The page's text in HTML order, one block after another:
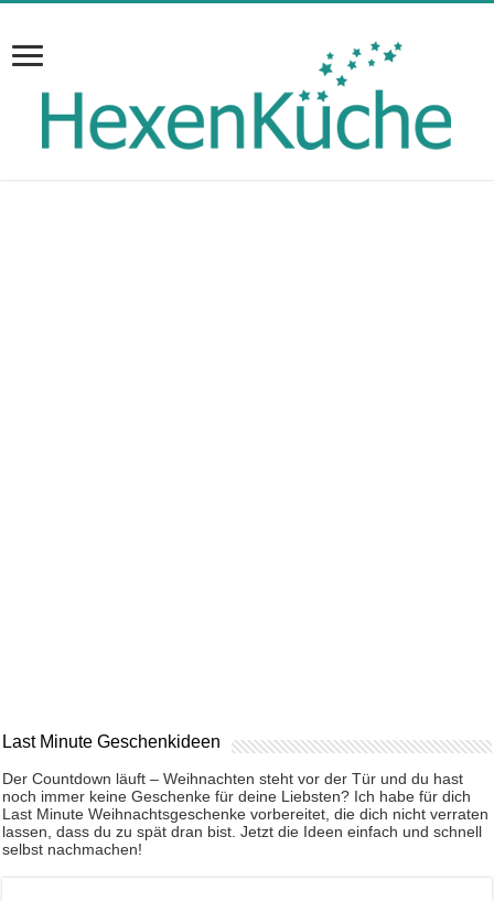
Last Minute Geschenkideen
Der Countdown läuft – Weihnachten steht vor der Tür und du hast
noch immer keine Geschenke für deine Liebsten? Ich habe für dich
Last Minute Weihnachtsgeschenke vorbereitet, die dich nicht verraten
lassen, dass du zu spät dran bist. Jetzt die Ideen einfach und schnell
selbst nachmachen!